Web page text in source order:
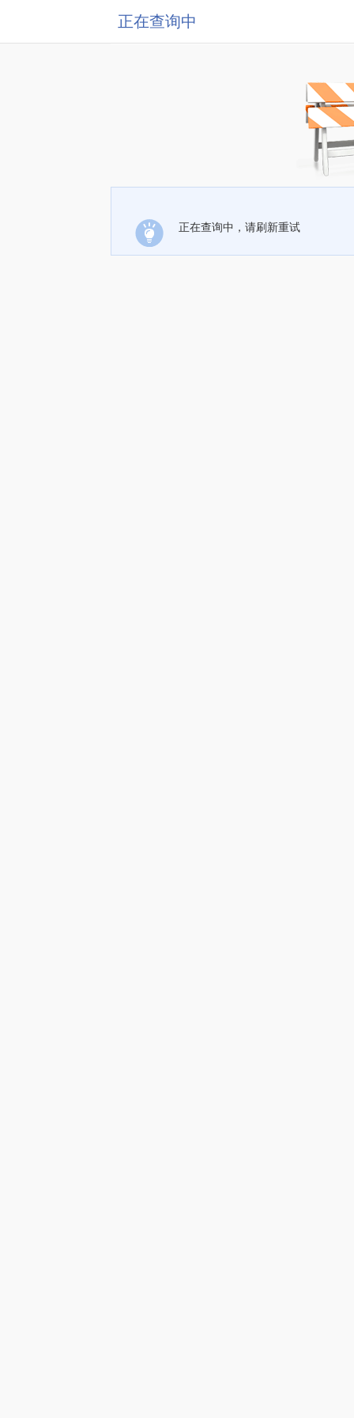
正在查询中
正在查询中，请刷新重试